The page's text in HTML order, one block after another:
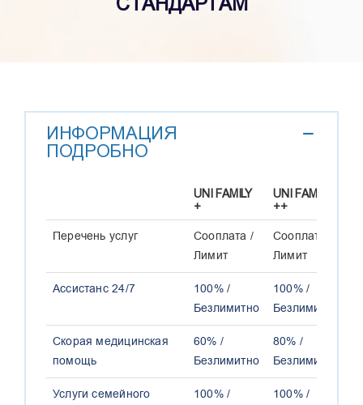
ИНФОРМАЦИЯ
ПОДРОБНО
UNI FAMILY
+
UNI FAMILY
++
+
++
Перечень услуг
Сооплата /
Лимит
Сооплата /
Лимит
Ассистанс 24/7
100% /
Безлимитно
100% /
Безлимитно
Скорая медицинская
помощь
60% /
Безлимитно
80% /
Безлимитно
Услуги семейного
100% /
100% /